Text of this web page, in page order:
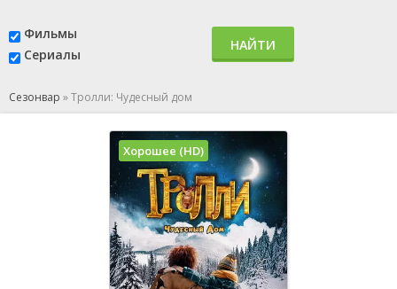
Фильмы
Сериалы
НАЙТИ
Сезонвар »Тролли: Чудесный дом
Хорошее (HD)